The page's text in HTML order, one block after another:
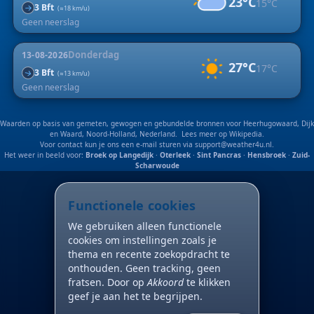
15°C
Geen neerslag
↑3 Bft (≈18 km/u)
13-08-2026Donderdag
27°C17°C
Geen neerslag
↑3 Bft (≈13 km/u)
Waarden op basis van gemeten, gewogen en gebundelde bronnen voor Heerhugowaard, Dijk
en Waard, Noord-Holland, Nederland. Lees meer op Wikipedia.
Voor contact kun je ons een e-mail sturen via support@weather4u.nl.
Het weer in beeld voor: Broek op Langedijk · Oterleek · Sint Pancras · Hensbroek · Zuid-
Scharwoude
Functionele cookies
We gebruiken alleen functionele
cookies om instellingen zoals je
thema en recente zoekopdracht te
onthouden. Geen tracking, geen
fratsen. Door opAkkoordte klikken
geef je aan het te begrijpen.